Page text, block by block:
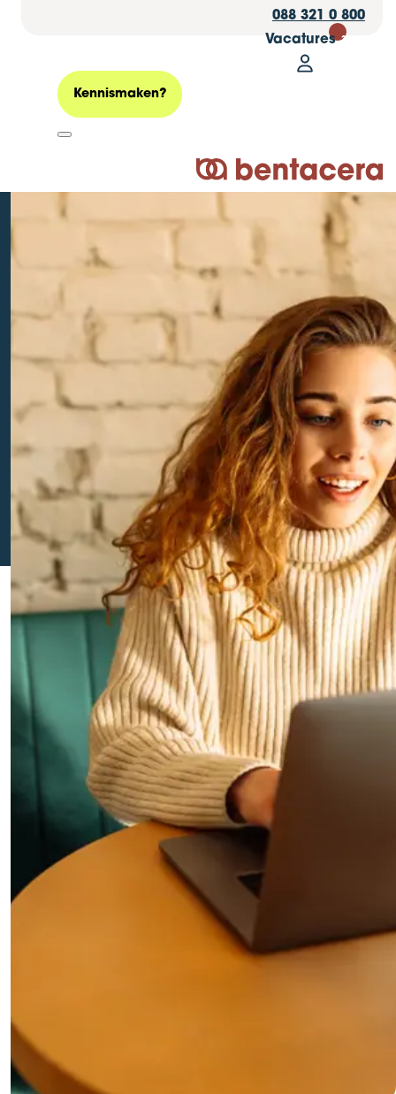
088 321 0 800
Vacatures 30
Mijn
Logo Bentacera
Kennismaken?
Collectieve
(cao): waar moet je
op letten?
Geplaatst op: 20 februari 2025
HRM Juridisch Personeel